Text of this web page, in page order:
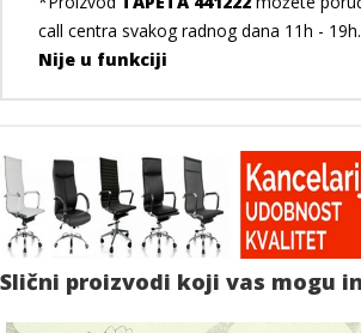
call centra svakog radnog dana 11h -
Nije u funkciji
Slični proizvodi koji vas mogu